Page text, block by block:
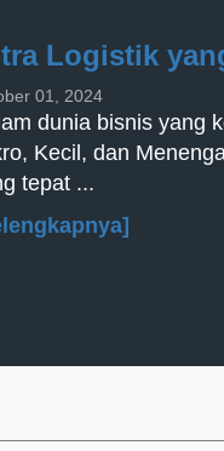
Logistik
01, 2024
dunia bisnis yang
Kecil, dan
tepat ...